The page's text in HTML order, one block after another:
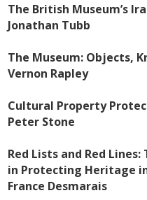
The British Museum’s
Jonathan Tubb
The Museum: Objects,
Vernon Rapley
Cultural Property
Peter Stone
Red Lists and Red
in Protecting Heritage
France Desmarais